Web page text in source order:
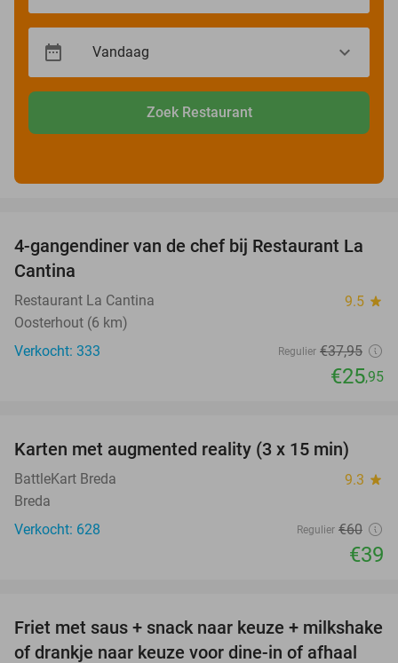
Zoek Restaurant
32%
4-gangendiner van de chef bij Restaurant La
Cantina
Restaurant La Cantina 9.5 star
Oosterhout (6 km)
Verkocht: 333
Regulier €37,95
€25,95
35%
Karten met augmented reality (3 x 15 min)
BattleKart Breda 9.3 star
Breda
Verkocht: 628
Regulier €60
€39
50%
Friet met saus + snack naar keuze + milkshake
of drankje naar keuze voor dine-in of afhaal